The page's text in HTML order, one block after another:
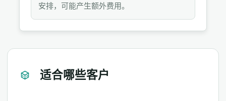
安排，可能产生额外费用。
适合哪些客户